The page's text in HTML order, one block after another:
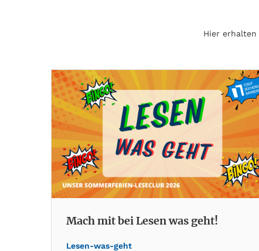
Hier
Mach mit bei Lesen was geht!
Lesen-was-geht